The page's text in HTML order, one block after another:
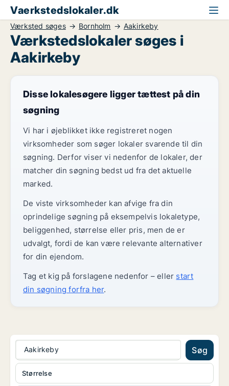
Vaerkstedslokaler.dk
Værksted søges Bornholm Aakirkeby
Værkstedslokaler søges i
Aakirkeby
Disse lokalesøgere ligger tættest på din
søgning
Vi har i øjeblikket ikke registreret nogen
virksomheder som søger lokaler svarende til din
søgning. Derfor viser vi nedenfor de lokaler, der
matcher din søgning bedst ud fra det aktuelle
marked.
De viste virksomheder kan afvige fra din
oprindelige søgning på eksempelvis lokaletype,
beliggenhed, størrelse eller pris, men de er
udvalgt, fordi de kan være relevante alternativer
for din ejendom.
Tag et kig på forslagene nedenfor – eller start
din søgning forfra her.
Aakirkeby Søg
Størrelse